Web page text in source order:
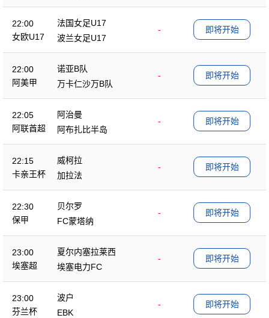
22:00
女欧U17
法国女足U17
-
波兰女足U17
即将开始
22:00
阿美甲
诺亚B队
-
万卡仁沙万B队
即将开始
22:05
阿联酋超
阿治曼
-
阿布扎比半岛
即将开始
22:15
卡亲王杯
威柯拉
-
加拉法
即将开始
22:30
保甲
贝尔罗
-
FC蒙塔纳
即将开始
23:00
埃塞超
夏尔内塞拉莱西
-
埃塞电力FC
即将开始
23:00
芬兰杯
波户
-
EBK
即将开始